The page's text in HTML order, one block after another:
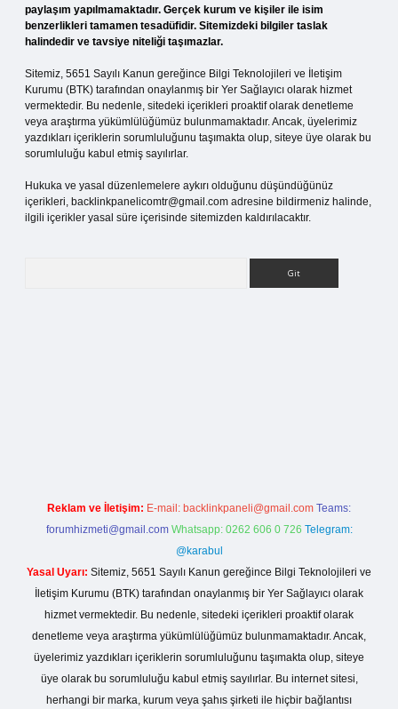
paylaşım yapılmamaktadır. Gerçek kurum ve kişiler ile isim
benzerlikleri tamamen tesadüfidir. Sitemizdeki bilgiler taslak
halindedir ve tavsiye niteliği taşımazlar.
Sitemiz, 5651 Sayılı Kanun gereğince Bilgi Teknolojileri ve İletişim
Kurumu (BTK) tarafından onaylanmış bir Yer Sağlayıcı olarak hizmet
vermektedir. Bu nedenle, sitedeki içerikleri proaktif olarak denetleme
veya araştırma yükümlülüğümüz bulunmamaktadır. Ancak, üyelerimiz
yazdıkları içeriklerin sorumluluğunu taşımakta olup, siteye üye olarak bu
sorumluluğu kabul etmiş sayılırlar.
Hukuka ve yasal düzenlemelere aykırı olduğunu düşündüğünüz
içerikleri, backlinkpanelicomtr@gmail.com adresine bildirmeniz halinde,
ilgili içerikler yasal süre içerisinde sitemizden kaldırılacaktır.
Reklam ve İletişim: E-mail: backlinkpaneli@gmail.com Teams:
forumhizmeti@gmail.com Whatsapp: 0262 606 0 726 Telegram:
@karabul
Yasal Uyarı: Sitemiz, 5651 Sayılı Kanun gereğince Bilgi Teknolojileri ve
İletişim Kurumu (BTK) tarafından onaylanmış bir Yer Sağlayıcı olarak
hizmet vermektedir. Bu nedenle, sitedeki içerikleri proaktif olarak
denetleme veya araştırma yükümlülüğümüz bulunmamaktadır. Ancak,
üyelerimiz yazdıkları içeriklerin sorumluluğunu taşımakta olup, siteye
üye olarak bu sorumluluğu kabul etmiş sayılırlar. Bu internet sitesi,
herhangi bir marka, kurum veya şahıs şirketi ile hiçbir bağlantısı